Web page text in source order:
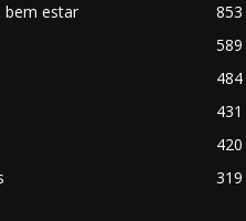
bem estar
853
589
484
431
420
319